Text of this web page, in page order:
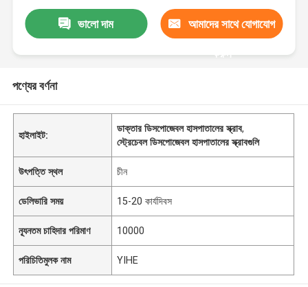
ভালো দাম আমাদের সাথে যোগাযোগ
করুন
পণ্যের বর্ণনা
হাইলাইট:
ডাক্তার ডিসপোজেবল হাসপাতালের স্ক্রাব,
স্ট্রেচেবল ডিসপোজেবল হাসপাতালের স্ক্রাবগুলি
উৎপত্তি স্থল চীন
ডেলিভারি সময় 15-20 কার্যদিবস
ন্যূনতম চাহিদার পরিমাণ 10000
পরিচিতিমুলক নাম YIHE